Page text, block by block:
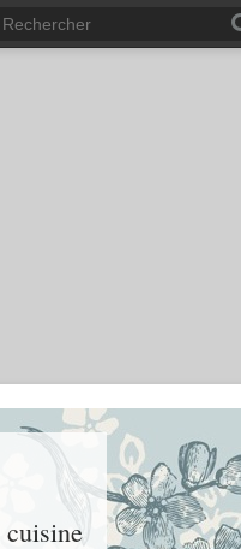
cuisine